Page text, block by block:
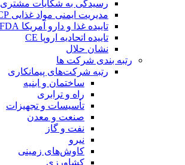
رسیدگی به شکایات مشتری 10002
مدیریت ایمنی مواد غذایی HACCP
تاییده غذا و دارو آمریکا FDA
تاییده اتحادیه اروپا CE
نشان حلال
رتبه بندی شرکت ها
رتبه شرکت‌های پیمانکاری
ساختمان و ابنیه
راه و ترابری
تأسیسات و تجهیزات
صنعت و معدن
نفت و گاز
نیرو
کاوش‌های زمینی
کشاورزی